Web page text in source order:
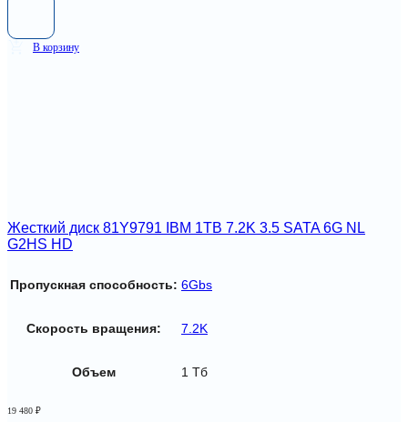
В корзину
Жесткий диск 81Y9791 IBM 1TB 7.2K 3.5 SATA 6G NL
G2HS HD
Пропускная способность: 6Gbs
Скорость вращения: 7.2K
Объем 1 Тб
19 480 ₽